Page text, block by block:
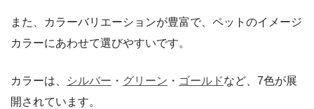
また、カラーバリエーションが豊富で、ペットのイメージ
カラーにあわせて選びやすいです。
カラーは、 シルバー ・ グリーン ・ ゴールドなど、7色が展
開されています。